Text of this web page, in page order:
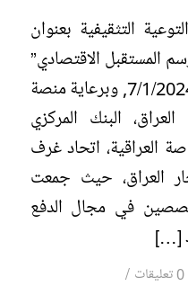
التثقيفية بعنوان
المستقبل الاقتصادي”
في مساء يوم الأحد الموافق 7/1/2024, وبرعاية منصة
البنك المركزي
العراقية، اتحاد غرف
العراق، حيث جمعت
في مجال الدفع
[…]
0 تعليقات /